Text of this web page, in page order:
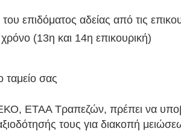
επιδόματος αδείας από τις
(13η και 14η επικουρική)
ταμείο σας
ΕΤΑΑ Τραπεζών, πρέπει να
τους για διακοπή